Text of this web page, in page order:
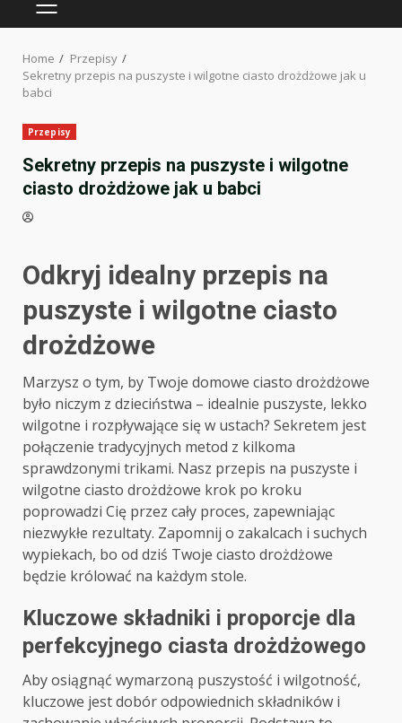
PRIMARY
Home
Przepisy
Sekretny przepis na puszyste i wilgotne ciasto drożdżowe jak u
babci
Przepisy
Sekretny przepis na puszyste i wilgotne
ciasto drożdżowe jak u babci
Odkryj idealny przepis na
puszyste i wilgotne ciasto
drożdżowe
Marzysz o tym, by Twoje domowe ciasto drożdżowe
było niczym z dzieciństwa – idealnie puszyste, lekko
wilgotne i rozpływające się w ustach? Sekretem jest
połączenie tradycyjnych metod z kilkoma
sprawdzonymi trikami. Nasz przepis na puszyste i
wilgotne ciasto drożdżowe krok po kroku
poprowadzi Cię przez cały proces, zapewniając
niezwykłe rezultaty. Zapomnij o zakalcach i suchych
wypiekach, bo od dziś Twoje ciasto drożdżowe
będzie królować na każdym stole.
Kluczowe składniki i proporcje dla
perfekcyjnego ciasta drożdżowego
Aby osiągnąć wymarzoną puszystość i wilgotność,
kluczowe jest dobór odpowiednich składników i